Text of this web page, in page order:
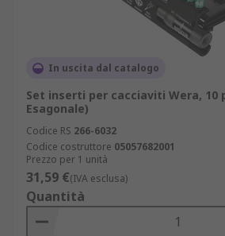
In uscita dal catalogo
Set inserti per cacciaviti Wera, 10
Esagonale)
Codice RS 266-6032
Codice costruttore 05057682001
Prezzo per 1 unità
31,59 €(IVA esclusa)
Quantità